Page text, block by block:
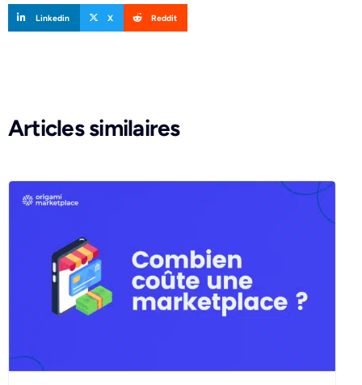
Linkedin X Reddit
Articles similaires